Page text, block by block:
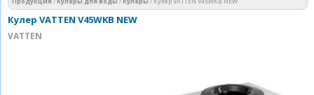
Вы здесь
Кулер VATTEN V45WKB NEW
VATTEN